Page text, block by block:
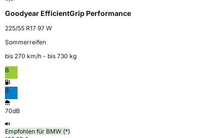
Goodyear EfficientGrip Performance
225/55 R17 97 W
Sommerreifen
bis 270 km⁠/⁠h - bis 730 kg
B
B
70dB
Empfohlen für BMW (*)